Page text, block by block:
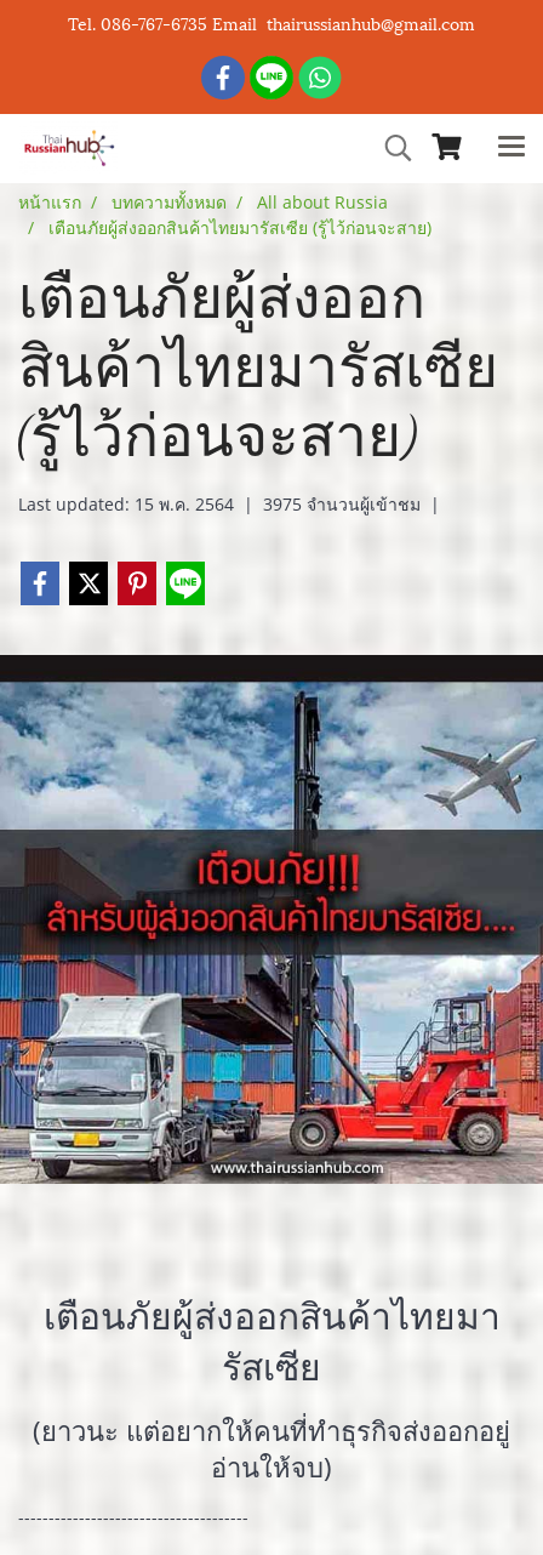
Tel. 086-767-6735 Email thairussianhub@gmail.com
หน้าแรก บทความทั้งหมด
All about Russia
เตือนภัยผู้ส่งออกสินค้าไทยมารัสเซีย (รู้ไว้ก่อนจะสาย)
เตือนภัยผู้ส่งออก
สินค้าไทยมารัสเซีย
(รู้ไว้ก่อนจะสาย)
Last updated: 15 พ.ค. 2564 | 3975 จำนวนผู้เข้าชม |
เตือนภัยผู้ส่งออกสินค้าไทยมา
รัสเซีย
(ยาวนะ แต่อยากให้คนที่ทำธุรกิจส่งออกอยู่
อ่านให้จบ)
--------------------------------------